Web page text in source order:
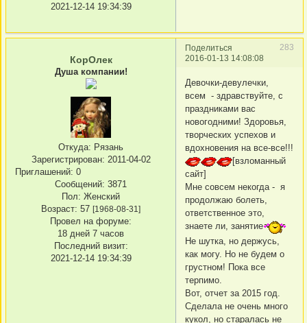
2021-12-14 19:34:39
Поделиться
283
2016-01-13 14:08:08
КорОлек
Душа компании!
Откуда: Рязань
Зарегистрирован: 2011-04-02
Приглашений: 0
Сообщений: 3871
Пол: Женский
Возраст: 57 [1968-08-31]
Провел на форуме:
18 дней 7 часов
Последний визит:
2021-12-14 19:34:39
Девочки-девулечки,
всем - здравствуйте, с
праздниками вас
новогодними! Здоровья,
творческих успехов и
вдохновения на все-все!!!
[взломанный
сайт]
Мне совсем некогда - я
продолжаю болеть,
ответственное это,
знаете ли, занятие
Не шутка, но держусь,
как могу. Но не будем о
грустном! Пока все
терпимо.
Вот, отчет за 2015 год.
Сделала не очень много
кукол, но старалась не